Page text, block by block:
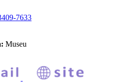
7633
Museu